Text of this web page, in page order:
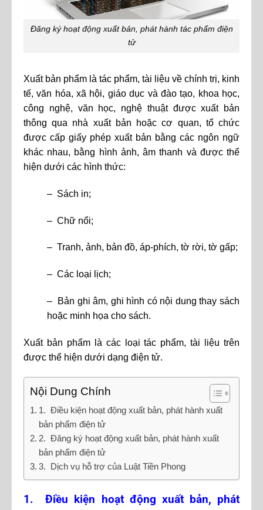
Đăng ký hoạt động xuất bản, phát hành tác phẩm điện
tử
Xuất bản phẩm là tác phẩm, tài liệu về chính trị, kinh
tế, văn hóa, xã hội, giáo dục và đào tạo, khoa học,
công nghệ, văn học, nghệ thuật được xuất bản
thông qua nhà xuất bản hoặc cơ quan, tổ chức
được cấp giấy phép xuất bản bằng các ngôn ngữ
khác nhau, bằng hình ảnh, âm thanh và được thể
hiện dưới các hình thức:
– Sách in;
– Chữ nổi;
– Tranh, ảnh, bản đồ, áp-phích, tờ rời, tờ gấp;
– Các loại lịch;
– Bản ghi âm, ghi hình có nội dung thay sách
hoặc minh họa cho sách.
Xuất bản phẩm là các loại tác phẩm, tài liệu trên
được thể hiện dưới dạng điện tử.
Nội Dung Chính
1. Điều kiện hoạt động xuất bản, phát hành xuất
bản phẩm điện tử
2. Đăng ký hoạt động xuất bản, phát hành xuất
bản phẩm điện tử
3. Dịch vụ hỗ trợ của Luật Tiền Phong
1. Điều kiện hoạt động xuất bản, phát